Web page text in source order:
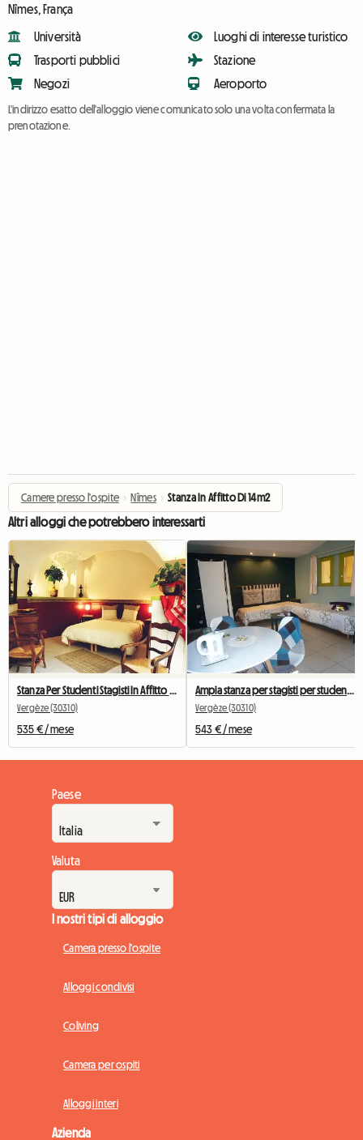
Nîmes, França
Università
Trasporti pubblici
Negozi
Luoghi di interesse turistico
Stazione
Aeroporto
L'indirizzo esatto dell'alloggio viene comunicato solo una volta confermata la
prenotazione.
Camere presso l'ospite › Nîmes › Stanza In Affitto Di 14m2
Altri alloggi che potrebbero interessarti
Vergèze (30310)
535 € / mese
Vergèze (30310)
543 € / mese
Paese
Valuta
I nostri tipi di alloggio
Camera presso l'ospite
Alloggi condivisi
Coliving
Camera per ospiti
Alloggi interi
Azienda